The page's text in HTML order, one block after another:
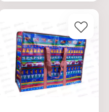
Тип товара: Рюкзак
Дизайн: классический
Пол: женский
Размер: 320х240х130 мм
Материал: эко-кожа
Тип застежки: молния
Цвет: черный
Вес: 505 г